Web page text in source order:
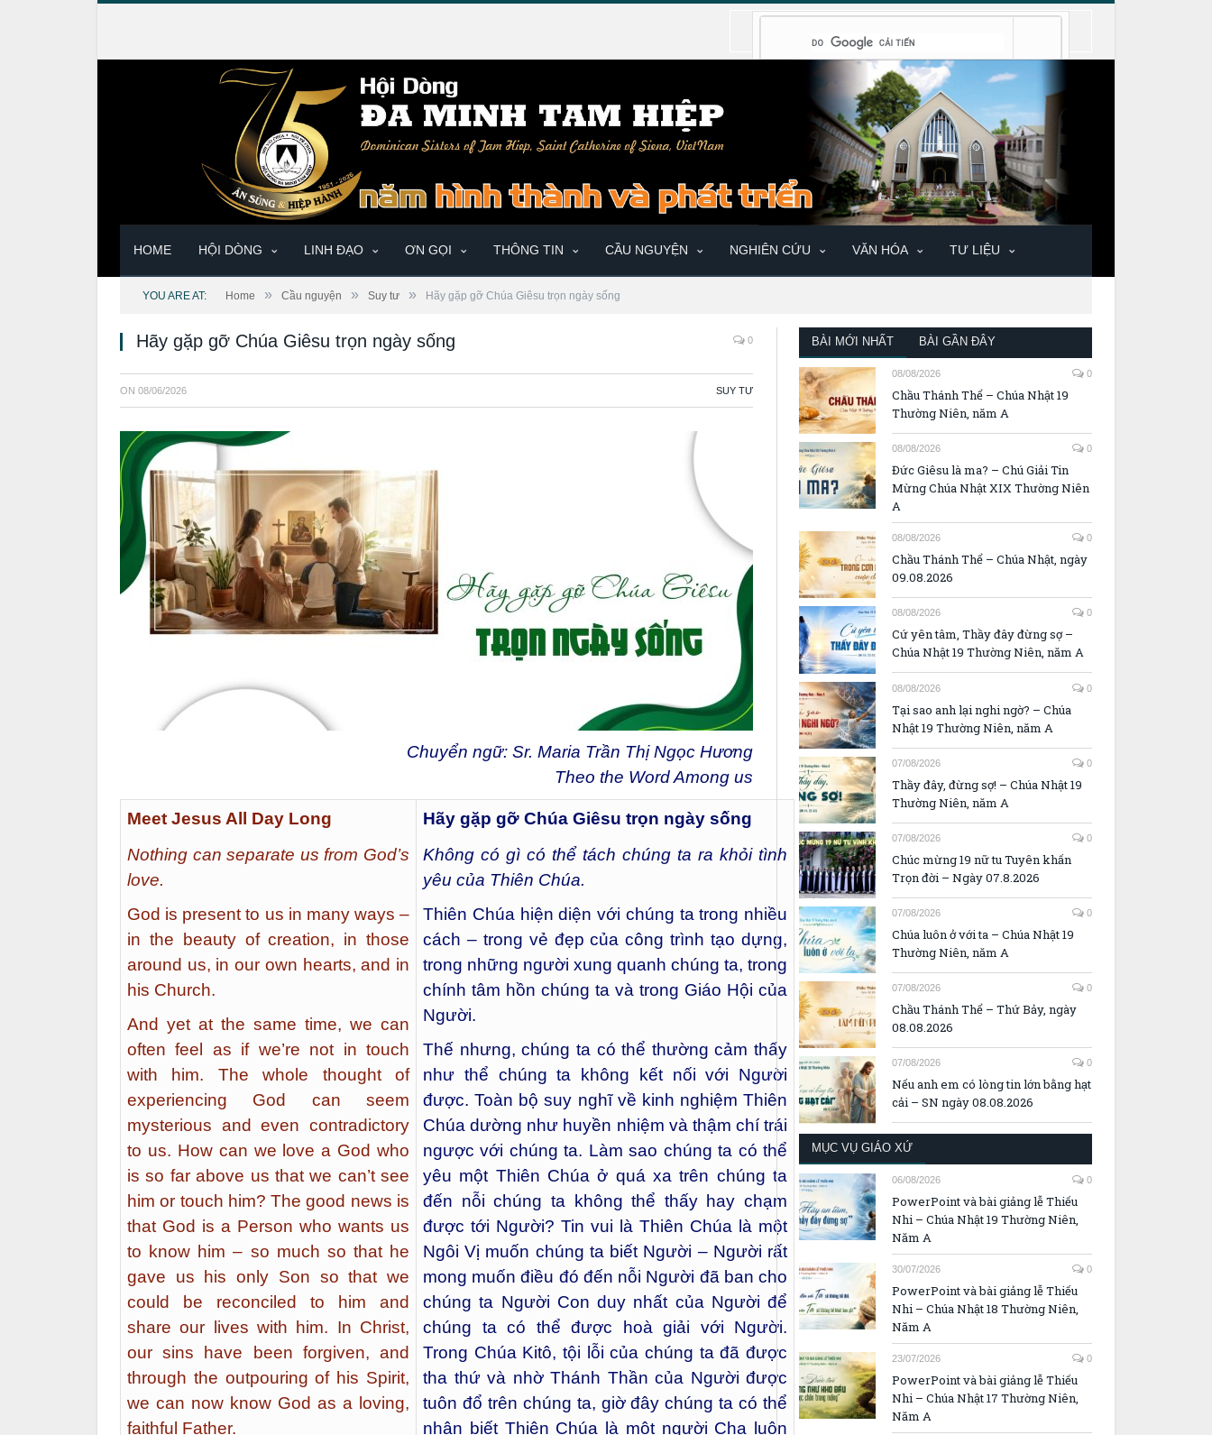
HOME HỘI DÒNG LINH ĐẠO ƠN GỌI THÔNG TIN CẦU NGUYỆN NGHIÊN CỨU VĂN HÓA TƯ LIỆU
YOU ARE AT: Home » Cầu nguyện » Suy tư » Hãy gặp gỡ Chúa Giêsu trọn ngày sống
Hãy gặp gỡ Chúa Giêsu trọn ngày sống 0
ON 08/06/2026 SUY TƯ
Chuyển ngữ: Sr. Maria Trần Thị Ngọc Hương
Theo the Word Among us
Meet Jesus All Day Long
Nothing can separate us from God’s
love.
God is present to us in many ways –
in the beauty of creation, in those
around us, in our own hearts, and in
his Church.
And yet at the same time, we can
often feel as if we’re not in touch
with him. The whole thought of
experiencing God can seem
mysterious and even contradictory
to us. How can we love a God who
is so far above us that we can’t see
him or touch him? The good news is
that God is a Person who wants us
to know him – so much so that he
gave us his only Son so that we
could be reconciled to him and
share our lives with him. In Christ,
our sins have been forgiven, and
through the outpouring of his Spirit,
we can now know God as a loving,
faithful Father.
Hãy gặp gỡ Chúa Giêsu trọn ngày sống
Không có gì có thể tách chúng ta ra khỏi tình
yêu của Thiên Chúa.
Thiên Chúa hiện diện với chúng ta trong nhiều
cách – trong vẻ đẹp của công trình tạo dựng,
trong những người xung quanh chúng ta, trong
chính tâm hồn chúng ta và trong Giáo Hội của
Người.
Thế nhưng, chúng ta có thể thường cảm thấy
như thể chúng ta không kết nối với Người
được. Toàn bộ suy nghĩ về kinh nghiệm Thiên
Chúa dường như huyền nhiệm và thậm chí trái
ngược với chúng ta. Làm sao chúng ta có thể
yêu một Thiên Chúa ở quá xa trên chúng ta
đến nỗi chúng ta không thể thấy hay chạm
được tới Người? Tin vui là Thiên Chúa là một
Ngôi Vị muốn chúng ta biết Người – Người rất
mong muốn điều đó đến nỗi Người đã ban cho
chúng ta Người Con duy nhất của Người để
chúng ta có thể được hoà giải với Người.
Trong Chúa Kitô, tội lỗi của chúng ta đã được
tha thứ và nhờ Thánh Thần của Người được
tuôn đổ trên chúng ta, giờ đây chúng ta có thể
nhận biết Thiên Chúa là một người Cha luôn
BÀI MỚI NHẤT BÀI GẦN ĐÂY
08/08/2026 0
Chầu Thánh Thể – Chúa Nhật 19
Thường Niên, năm A
08/08/2026 0
Đức Giêsu là ma? – Chú Giải Tin
Mừng Chúa Nhật XIX Thường Niên
A
08/08/2026 0
Chầu Thánh Thể – Chúa Nhật, ngày
09.08.2026
08/08/2026 0
Cứ yên tâm, Thầy đây đừng sợ –
Chúa Nhật 19 Thường Niên, năm A
08/08/2026 0
Tại sao anh lại nghi ngờ? – Chúa
Nhật 19 Thường Niên, năm A
07/08/2026 0
Thầy đây, đừng sợ! – Chúa Nhật 19
Thường Niên, năm A
07/08/2026 0
Chúc mừng 19 nữ tu Tuyên khấn
Trọn đời – Ngày 07.8.2026
07/08/2026 0
Chúa luôn ở với ta – Chúa Nhật 19
Thường Niên, năm A
07/08/2026 0
Chầu Thánh Thể – Thứ Bảy, ngày
08.08.2026
07/08/2026 0
Nếu anh em có lòng tin lớn bằng hạt
cải – SN ngày 08.08.2026
MỤC VỤ GIÁO XỨ
06/08/2026 0
PowerPoint và bài giảng lễ Thiếu
Nhi – Chúa Nhật 19 Thường Niên,
Năm A
30/07/2026 0
PowerPoint và bài giảng lễ Thiếu
Nhi – Chúa Nhật 18 Thường Niên,
Năm A
23/07/2026 0
PowerPoint và bài giảng lễ Thiếu
Nhi – Chúa Nhật 17 Thường Niên,
Năm A